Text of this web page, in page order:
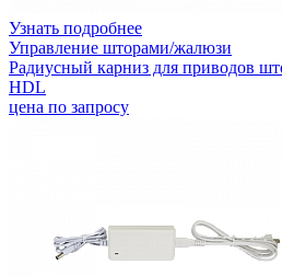
Узнать подробнее
Управление шторами/жалюзи
Радиусный карниз для приводов
HDL
цена по запросу